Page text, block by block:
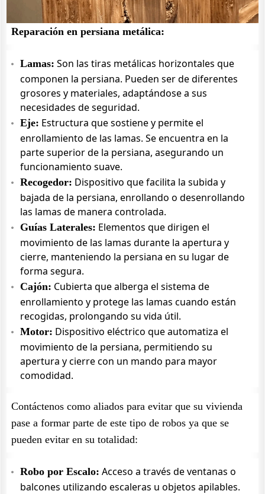
Reparación en persiana metálica:
Lamas: Son las tiras metálicas horizontales que
componen la persiana. Pueden ser de diferentes
grosores y materiales, adaptándose a sus
necesidades de seguridad.
Eje: Estructura que sostiene y permite el
enrollamiento de las lamas. Se encuentra en la
parte superior de la persiana, asegurando un
funcionamiento suave.
Recogedor: Dispositivo que facilita la subida y
bajada de la persiana, enrollando o desenrollando
las lamas de manera controlada.
Guías Laterales: Elementos que dirigen el
movimiento de las lamas durante la apertura y
cierre, manteniendo la persiana en su lugar de
forma segura.
Cajón: Cubierta que alberga el sistema de
enrollamiento y protege las lamas cuando están
recogidas, prolongando su vida útil.
Motor: Dispositivo eléctrico que automatiza el
movimiento de la persiana, permitiendo su
apertura y cierre con un mando para mayor
comodidad.
Contáctenos como aliados para evitar que su vivienda
pase a formar parte de este tipo de robos ya que se
pueden evitar en su totalidad:
Robo por Escalo: Acceso a través de ventanas o
balcones utilizando escaleras u objetos apilables.